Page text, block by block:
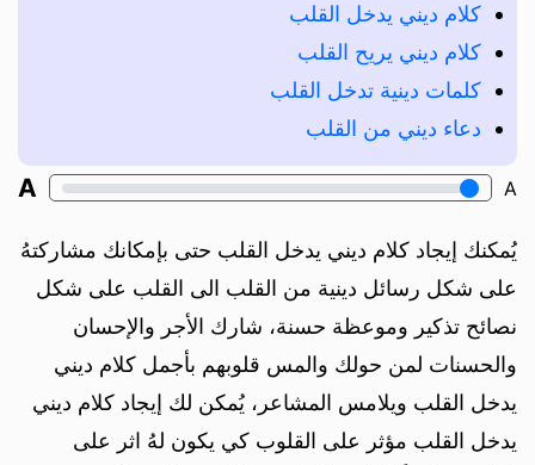
كلام ديني يدخل القلب
كلام ديني يريح القلب
كلمات دينية تدخل القلب
دعاء ديني من القلب
A
A
يُمكنك إيجاد كلام ديني يدخل القلب حتى بإمكانك مشاركتهُ
على شكل رسائل دينية من القلب الى القلب على شكل
نصائح تذكير وموعظة حسنة، شارك الأجر والإحسان
والحسنات لمن حولك والمس قلوبهم بأجمل كلام ديني
يدخل القلب ويلامس المشاعر، يُمكن لك إيجاد كلام ديني
يدخل القلب مؤثر على القلوب كي يكون لهُ اثر على